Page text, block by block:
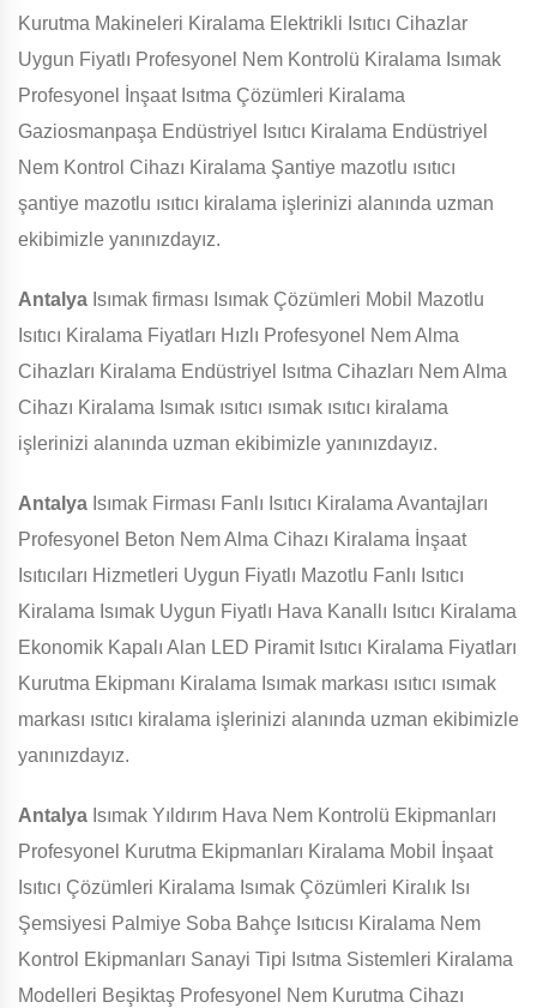
Kurutma Makineleri Kiralama Elektrikli Isıtıcı Cihazlar
Uygun Fiyatlı Profesyonel Nem Kontrolü Kiralama Isımak
Profesyonel İnşaat Isıtma Çözümleri Kiralama
Gaziosmanpaşa Endüstriyel Isıtıcı Kiralama Endüstriyel
Nem Kontrol Cihazı Kiralama Şantiye mazotlu ısıtıcı
şantiye mazotlu ısıtıcı kiralama işlerinizi alanında uzman
ekibimizle yanınızdayız.
Antalya Isımak firması Isımak Çözümleri Mobil Mazotlu
Isıtıcı Kiralama Fiyatları Hızlı Profesyonel Nem Alma
Cihazları Kiralama Endüstriyel Isıtma Cihazları Nem Alma
Cihazı Kiralama Isımak ısıtıcı ısımak ısıtıcı kiralama
işlerinizi alanında uzman ekibimizle yanınızdayız.
Antalya Isımak Firması Fanlı Isıtıcı Kiralama Avantajları
Profesyonel Beton Nem Alma Cihazı Kiralama İnşaat
Isıtıcıları Hizmetleri Uygun Fiyatlı Mazotlu Fanlı Isıtıcı
Kiralama Isımak Uygun Fiyatlı Hava Kanallı Isıtıcı Kiralama
Ekonomik Kapalı Alan LED Piramit Isıtıcı Kiralama Fiyatları
Kurutma Ekipmanı Kiralama Isımak markası ısıtıcı ısımak
markası ısıtıcı kiralama işlerinizi alanında uzman ekibimizle
yanınızdayız.
Antalya Isımak Yıldırım Hava Nem Kontrolü Ekipmanları
Profesyonel Kurutma Ekipmanları Kiralama Mobil İnşaat
Isıtıcı Çözümleri Kiralama Isımak Çözümleri Kiralık Isı
Şemsiyesi Palmiye Soba Bahçe Isıtıcısı Kiralama Nem
Kontrol Ekipmanları Sanayi Tipi Isıtma Sistemleri Kiralama
Modelleri Beşiktaş Profesyonel Nem Kurutma Cihazı